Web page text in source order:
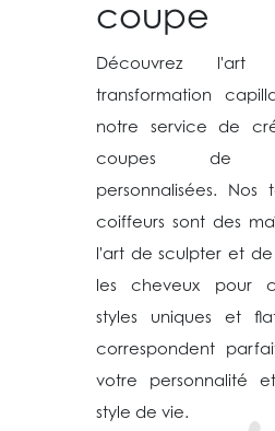
coupe
Découvrez
transformation
notre service de
coupes de
personnalisées. Nos
coiffeurs sont des
l'art de sculpter et
les cheveux pour
styles uniques et
correspondent
votre personnalité
style de vie.